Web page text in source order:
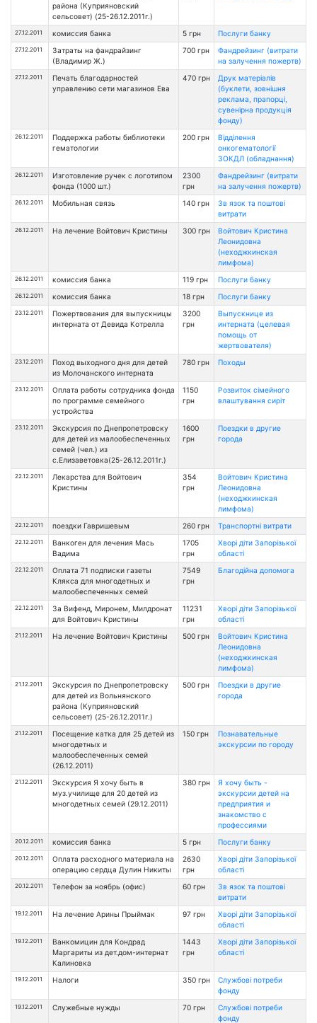
района (Куприяновский
сельсовет) (25-26.12.2011г.)
27.12.2011 комиссия банка 5 грн Послуги банку
27.12.2011
Затраты на фандрайзинг
(Владимир Ж.)
700 грн
Фандрейзинг (витрати
на залучення пожертв)
27.12.2011
Печать благодарностей
управлению сети магазинов Ева
470 грн
Друк матеріалів
(буклети, зовнішня
реклама, прапорці,
сувенірна продукція
фонду)
26.12.2011
Поддержка работы библиотеки
гематологии
200 грн
Відділення
онкогематології
ЗОКДЛ (обладнання)
26.12.2011
Изготовление ручек с логотипом
фонда (1000 шт.)
2300
грн
Фандрейзинг (витрати
на залучення пожертв)
26.12.2011 Мобильная связь 140 грн
Зв язок та поштові
витрати
26.12.2011 На лечение Войтович Кристины 300 грн
Войтович Кристина
Леонидовна
(неходжкинская
лимфома)
26.12.2011 комиссия банка 119 грн Послуги банку
26.12.2011 комиссия банка 18 грн Послуги банку
23.12.2011
Пожертвования для выпускницы
интерната от Девида Котрелла
3200
грн
Выпускнице из
интерната (целевая
помощь от
жертвователя)
23.12.2011
Поход выходного дня для детей
из Молочанского интерната
780 грн Походы
23.12.2011
Оплата работы сотрудника фонда
по программе семейного
устройства
1150
грн
Розвиток сімейного
влаштування сиріт
23.12.2011
Экскурсия по Днепропетровску
для детей из малообеспеченных
семей (чел.) из
с.Елизаветовка(25-26.12.2011г.)
1600
грн
Поездки в другие
города
22.12.2011
Лекарства для Войтович
Кристины
354
грн
Войтович Кристина
Леонидовна
(неходжкинская
лимфома)
22.12.2011 поездки Гавришевым 260 грн Транспортні витрати
22.12.2011
Ванкоген для лечения Мась
Вадима
1705
грн
Хворі діти Запорізької
області
22.12.2011
Оплата 71 подписки газеты
Клякса для многодетных и
малообеспеченных семей
7549
грн
Благодійна допомога
22.12.2011
За Вифенд, Миронем, Милдронат
для Войтович Кристины
11231
грн
Хворі діти Запорізької
області
21.12.2011 На лечение Войтович Кристины 500 грн
Войтович Кристина
Леонидовна
(неходжкинская
лимфома)
21.12.2011
Экскурсия по Днепропетровску
для детей из Вольнянского
района (Куприяновский
сельсовет) (25-26.12.2011г.)
500 грн
Поездки в другие
города
21.12.2011
Посещение катка для 25 детей из
многодетных и
малообеспеченных семей
(26.12.2011)
150 грн
Познавательные
экскурсии по городу
21.12.2011
Экскурсия Я хочу быть в
муз.училище для 20 детей из
многодетных семей (29.12.2011)
380 грн
Я хочу быть -
экскурсии детей на
предприятия и
знакомство с
профессиями
20.12.2011 комиссия банка 5 грн Послуги банку
20.12.2011
Оплата расходного материала на
операцию сердца Дулин Никиты
2630
грн
Хворі діти Запорізької
області
20.12.2011 Телефон за ноябрь (офис) 60 грн
Зв язок та поштові
витрати
19.12.2011 На лечение Арины Прыймак 97 грн
Хворі діти Запорізької
області
19.12.2011
Ванкомицин для Кондрад
Маргариты из дет.дом-интернат
Калиновка
1443
грн
Хворі діти Запорізької
області
19.12.2011 Налоги 350 грн
Службові потреби
фонду
19.12.2011 Служебные нужды 70 грн
Службові потреби
фонду